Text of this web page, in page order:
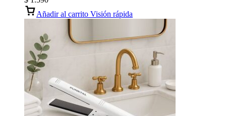
Añadir al carrito Visión rápida